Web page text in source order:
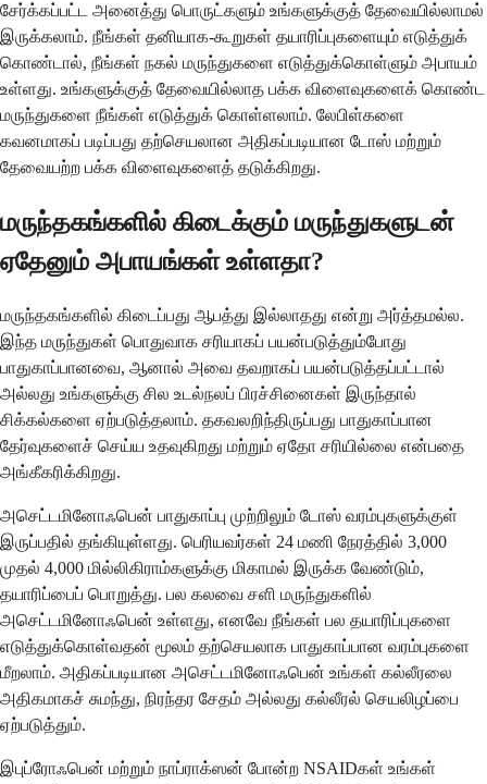
சேர்க்கப்பட்ட அனைத்து பொருட்களும் உங்களுக்குத் தேவையில்லாமல்
இருக்கலாம். நீங்கள் தனியாக-கூறுகள் தயாரிப்புகளையும் எடுத்துக்
கொண்டால், நீங்கள் நகல் மருந்துகளை எடுத்துக்கொள்ளும் அபாயம்
உள்ளது. உங்களுக்குத் தேவையில்லாத பக்க விளைவுகளைக் கொண்ட
மருந்துகளை நீங்கள் எடுத்துக் கொள்ளலாம். லேபிள்களை
கவனமாகப் படிப்பது தற்செயலான அதிகப்படியான டோஸ் மற்றும்
தேவையற்ற பக்க விளைவுகளைத் தடுக்கிறது.
மருந்தகங்களில் கிடைக்கும் மருந்துகளுடன்
ஏதேனும் அபாயங்கள் உள்ளதா?
மருந்தகங்களில் கிடைப்பது ஆபத்து இல்லாதது என்று அர்த்தமல்ல.
இந்த மருந்துகள் பொதுவாக சரியாகப் பயன்படுத்தும்போது
பாதுகாப்பானவை, ஆனால் அவை தவறாகப் பயன்படுத்தப்பட்டால்
அல்லது உங்களுக்கு சில உடல்நலப் பிரச்சினைகள் இருந்தால்
சிக்கல்களை ஏற்படுத்தலாம். தகவலறிந்திருப்பது பாதுகாப்பான
தேர்வுகளைச் செய்ய உதவுகிறது மற்றும் ஏதோ சரியில்லை என்பதை
அங்கீகரிக்கிறது.
அசெட்டமினோஃபென் பாதுகாப்பு முற்றிலும் டோஸ் வரம்புகளுக்குள்
இருப்பதில் தங்கியுள்ளது. பெரியவர்கள் 24 மணி நேரத்தில் 3,000
முதல் 4,000 மில்லிகிராம்களுக்கு மிகாமல் இருக்க வேண்டும்,
தயாரிப்பைப் பொறுத்து. பல கலவை சளி மருந்துகளில்
அசெட்டமினோஃபென் உள்ளது, எனவே நீங்கள் பல தயாரிப்புகளை
எடுத்துக்கொள்வதன் மூலம் தற்செயலாக பாதுகாப்பான வரம்புகளை
மீறலாம். அதிகப்படியான அசெட்டமினோஃபென் உங்கள் கல்லீரலை
அதிகமாகச் சுமந்து, நிரந்தர சேதம் அல்லது கல்லீரல் செயலிழப்பை
ஏற்படுத்தும்.
இபுப்ரோஃபென் மற்றும் நாப்ராக்ஸன் போன்ற NSAIDகள் உங்கள்